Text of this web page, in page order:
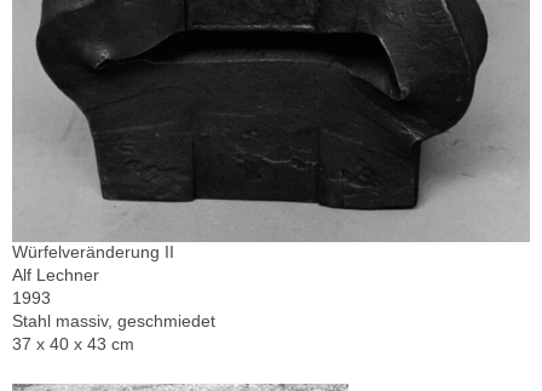
Würfelveränderung II
Alf Lechner
1993
Stahl massiv, geschmiedet
37 x 40 x 43 cm